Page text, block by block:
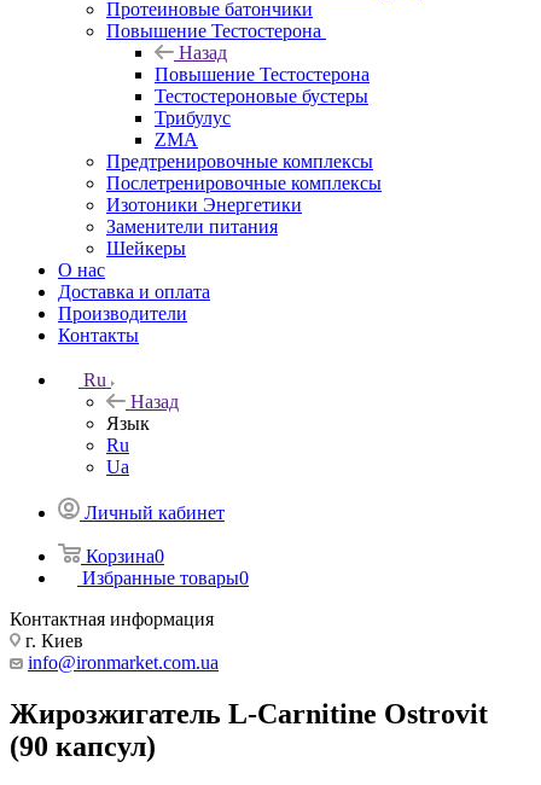
Протеиновые батончики
Повышение Тестостерона
Назад
Повышение Тестостерона
Тестостероновые бустеры
Трибулус
ZMA
Предтренировочные комплексы
Послетренировочные комплексы
Изотоники Энергетики
Заменители питания
Шейкеры
О нас
Доставка и оплата
Производители
Контакты
Ru
Назад
Язык
Ru
Ua
Личный кабинет
Корзина0
Избранные товары0
Контактная информация
г. Киев
info@ironmarket.com.ua
Жирозжигатель L-Carnitine Ostrovit
(90 капсул)